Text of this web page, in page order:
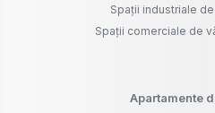
Spații industriale
Spații comerciale de
Apartamente